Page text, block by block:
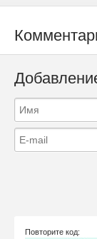
Повторите код: